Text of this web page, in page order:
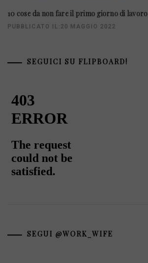
10 cose da non fare il primo giorno di lavoro
PUBBLICATO IL:20 MAGGIO 2022
SEGUICI SU FLIPBOARD!
SEGUI @WORK_WIFE